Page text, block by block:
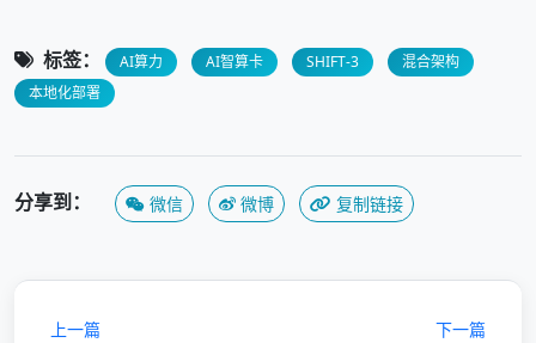
标签： AI算力 AI智算卡 SHIFT-3
混合架构
本地化部署
分享到： 微信 微博 复制链接
上一篇 下一篇